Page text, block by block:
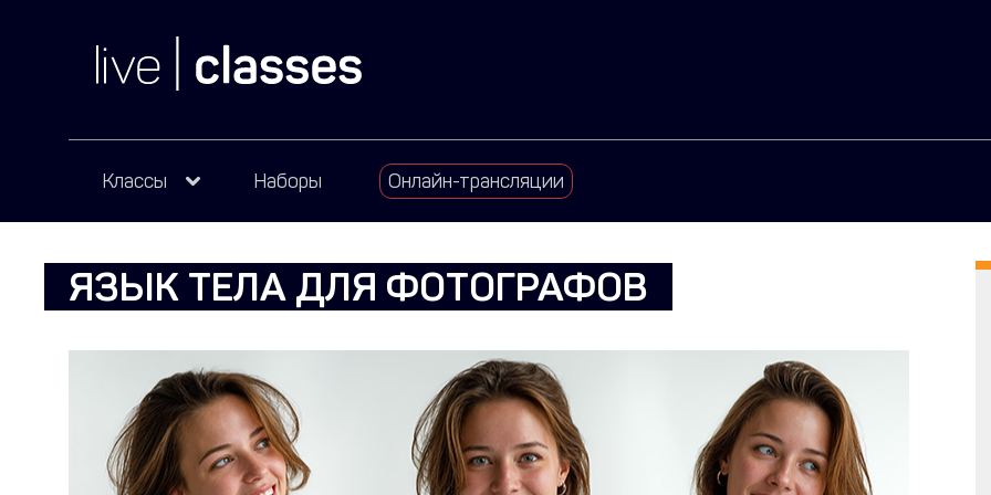
Классы Наборы Онлайн-трансляции
ЯЗЫК ТЕЛА ДЛЯ ФОТОГРАФОВ